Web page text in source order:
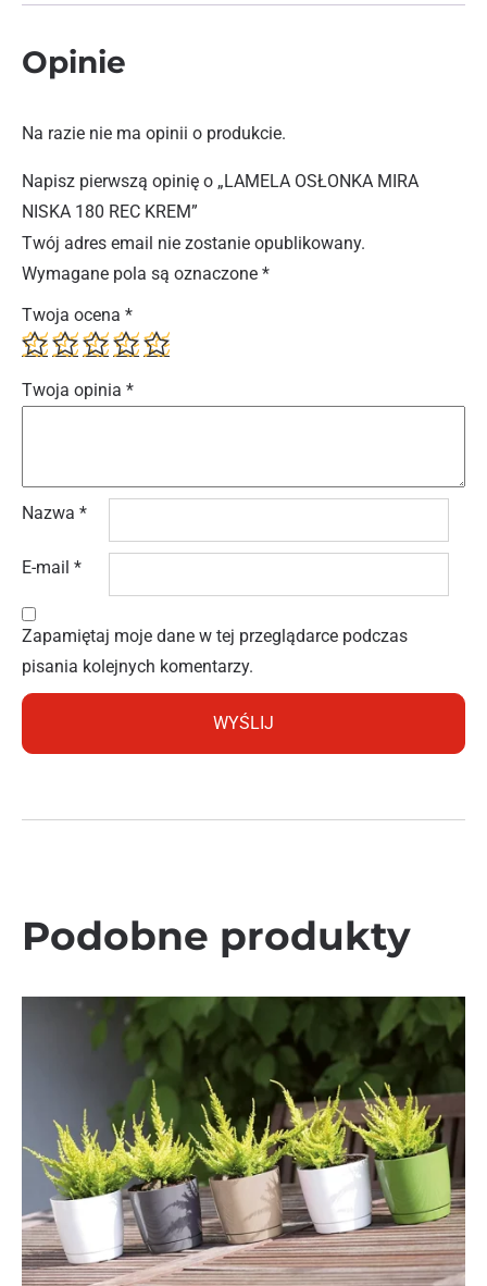
Opinie
Na razie nie ma opinii o produkcie.
Napisz pierwszą opinię o „LAMELA OSŁONKA MIRA
NISKA 180 REC KREM”
Twój adres email nie zostanie opublikowany.
Wymagane pola są oznaczone *
Twoja ocena *
Twoja opinia *
Nazwa *
E-mail *
Zapamiętaj moje dane w tej przeglądarce podczas
pisania kolejnych komentarzy.
Podobne produkty